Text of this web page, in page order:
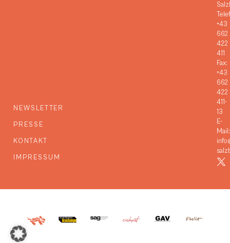
NEWSLETTER
PRESSE
KONTAKT
IMPRESSUM
+43
662
422
411
Fax:
+43
662
422
411-
13
E-
Mail: